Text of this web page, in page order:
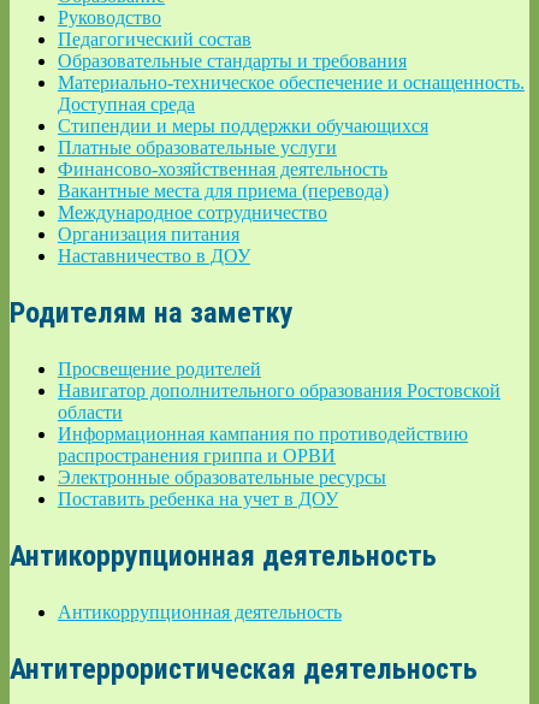
Руководство
Педагогический состав
Образовательные стандарты и требования
Материально-техническое обеспечение и оснащенность.
Доступная среда
Стипендии и меры поддержки обучающихся
Платные образовательные услуги
Финансово-хозяйственная деятельность
Вакантные места для приема (перевода)
Международное сотрудничество
Организация питания
Наставничество в ДОУ
Родителям на заметку
Просвещение родителей
Навигатор дополнительного образования Ростовской
области
Информационная кампания по противодействию
распространения гриппа и ОРВИ
Электронные образовательные ресурсы
Поставить ребенка на учет в ДОУ
Антикоррупционная деятельность
Антикоррупционная деятельность
Антитеррористическая деятельность